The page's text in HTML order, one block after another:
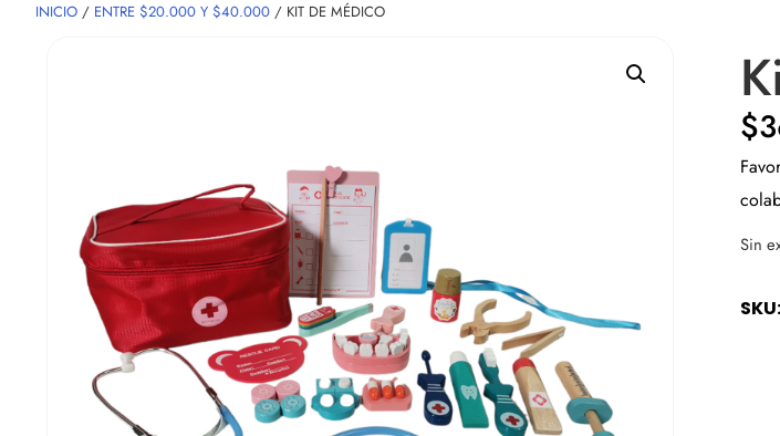
INICIO / ENTRE $20.000 Y $40.000 / KIT DE MÉDICO
$
Sin
SKU: